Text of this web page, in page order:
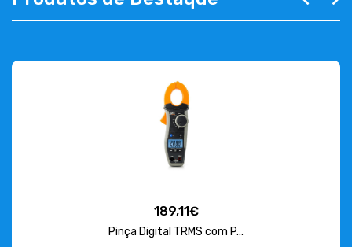
189,11€
Pinça Digital TRMS com P...